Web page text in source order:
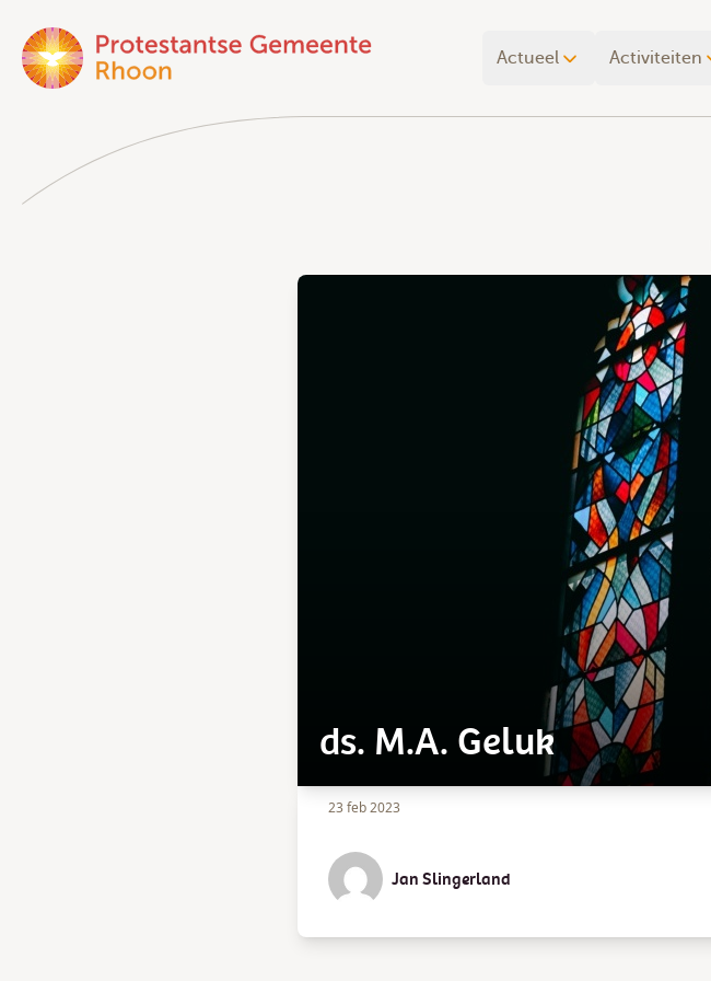
Actueel Activiteiten
ds. M.A. Geluk
23 feb 2023
Jan Slingerland